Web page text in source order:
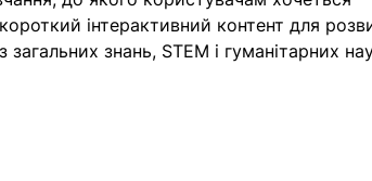
інтерактивний контент для
знань, STEM і гуманітарних